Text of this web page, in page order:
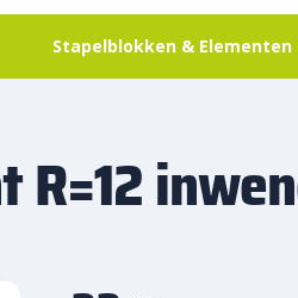
Stapelblokken & Elementen
R=12